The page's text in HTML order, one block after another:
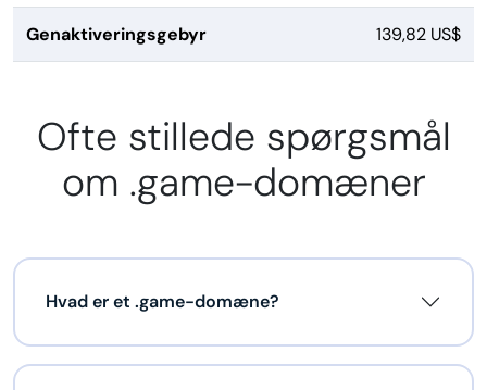
Genaktiveringsgebyr 139,82 US$
Ofte stillede spørgsmål
om .game-domæner
Hvad er et .game-domæne?